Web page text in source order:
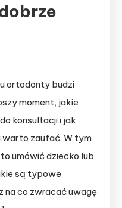
ortodonty budzi
moment, jakie
konsultacji i jak
zaufać. W tym
umówić dziecko lub
są typowe
na co zwracać uwagę